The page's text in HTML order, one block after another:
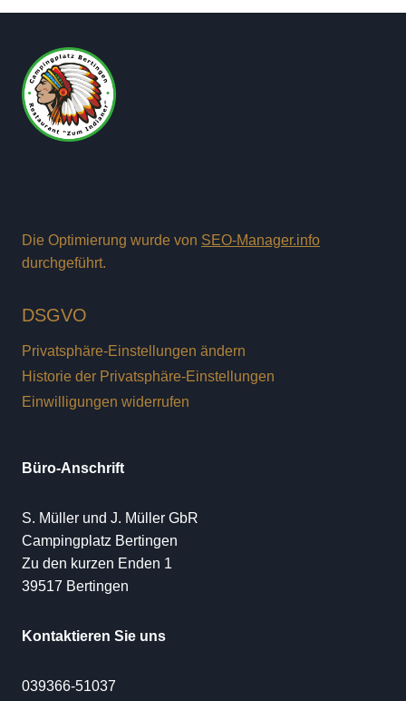
Die Optimierung wurde von SEO-Manager.info
durchgeführt.
DSGVO
Privatsphäre-Einstellungen ändern
Historie der Privatsphäre-Einstellungen
Einwilligungen widerrufen
Büro-Anschrift
S. Müller und J. Müller GbR
Campingplatz Bertingen
Zu den kurzen Enden 1
39517 Bertingen
Kontaktieren Sie uns
039366-51037